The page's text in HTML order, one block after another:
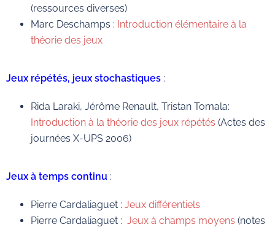
(ressources diverses)
Marc Deschamps : Introduction élémentaire à la
théorie des jeux
Jeux répétés, jeux stochastiques :
Rida Laraki, Jérôme Renault, Tristan Tomala:
Introduction à la théorie des jeux répétés (Actes des
journées X-UPS 2006)
Jeux à temps continu :
Pierre Cardaliaguet : Jeux différentiels
Pierre Cardaliaguet : Jeux à champs moyens (notes